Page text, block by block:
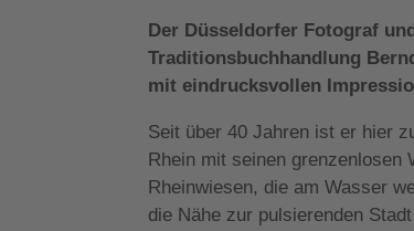
Der Düsseldorfer Fotograf
Traditionsbuchhandlung
mit eindrucksvollen
Seit über 40 Jahren ist er hier
Rhein mit seinen grenzenlosen
Rheinwiesen, die am Wasser
die Nähe zur pulsierenden